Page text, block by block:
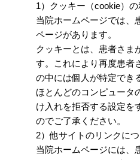
1）クッキー（cookie）
当院ホームページでは、
ページがあります。
クッキーとは、患者さま
す。これにより再度患者
の中には個人が特定でき
ほとんどのコンピュータ
け入れを拒否する設定を
のでご了承ください。
2）他サイトのリンクに
当院ホームページには、